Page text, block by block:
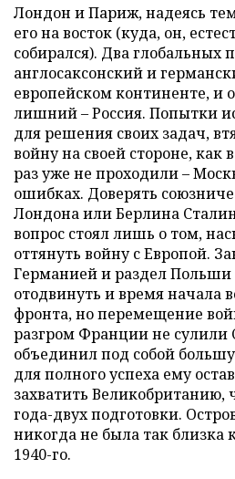
Лондон и Париж, надеясь
его на восток (куда, он,
собирался). Два глобальных
англосаксонский и
европейском континенте, и
лишний – Россия. Попытки
для решения своих задач,
войну на своей стороне, как
раз уже не проходили –
ошибках. Доверять
Лондона или Берлина
вопрос стоял лишь о том,
оттянуть войну с Европой.
Германией и раздел Польши
отодвинуть и время начала
фронта, но перемещение
разгром Франции не сулили
объединил под собой
для полного успеха ему
захватить Великобританию,
года-двух подготовки.
никогда не была так близка
1940-го.